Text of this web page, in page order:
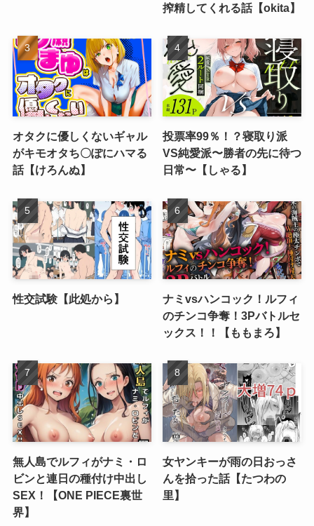
搾精してくれる話【okita】
オタクに優しくないギャル
がキモオタち〇ぽにハマる
話【けろんぬ】
投票率99％！？寝取り派
VS純愛派〜勝者の先に待つ
日常〜【しゃる】
性交試験【此処から】
ナミvsハンコック！ルフィ
のチンコ争奪！3Pバトルセ
ックス！！【ももまろ】
無人島でルフィがナミ・ロ
ビンと連日の種付け中出し
SEX！【ONE PIECE裏世
界】
女ヤンキーが雨の日おっさ
んを拾った話【たつわの
里】